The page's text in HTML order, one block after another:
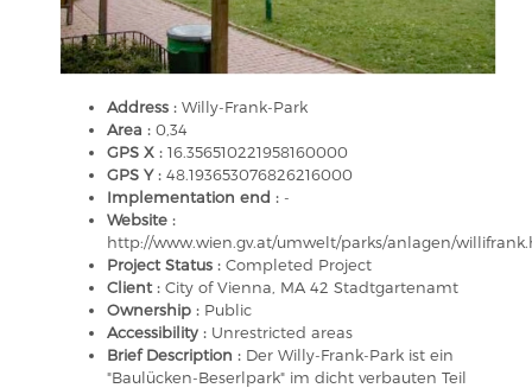
Address : Willy-Frank-Park
Area : 0,34
GPS X : 16.356510221958160000
GPS Y : 48.193653076826216000
Implementation end : -
Website :
http://www.wien.gv.at/umwelt/parks/anlagen/
Project Status : Completed Project
Client : City of Vienna, MA 42 Stadtgartenamt
Ownership : Public
Accessibility : Unrestricted areas
Brief Description : Der Willy-Frank-Park ist ein
"Baulücken-Beserlpark" im dicht verbauten Teil